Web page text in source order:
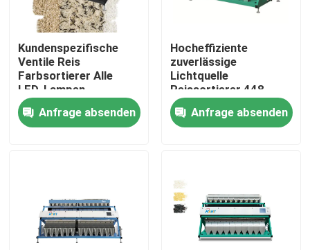
Nach Hause
Kontakte
Kundenspezifische
Ventile Reis
Farbsortierer Alle
LED-Lampen
Anfrage absenden
Hocheffiziente
zuverlässige
Lichtquelle
Reissortierer 448
Kanal
Anfrage absenden